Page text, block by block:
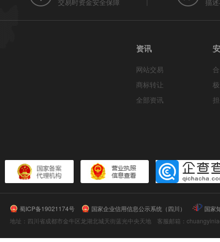
交易时资金安全保障 描
资讯
网站交易
商标转让
全部资讯
蜀ICP备19021174号 国家企业信用信息公示系统（四川）
国家
地址：四川省成都市金牛区龙湖北城天街蓝光中央天地 客服邮箱：